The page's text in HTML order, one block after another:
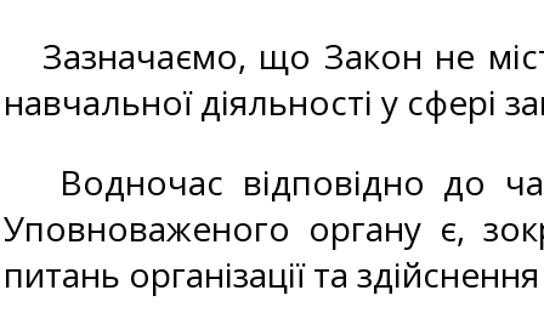
Зазначаємо, що Закон не
навчальної діяльності у сфері
Водночас відповідно до
Уповноваженого органу є,
питань організації та